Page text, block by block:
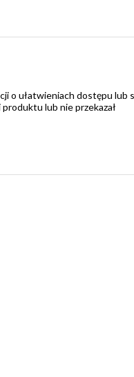
o ułatwieniach dostępu lub
lub nie przekazał